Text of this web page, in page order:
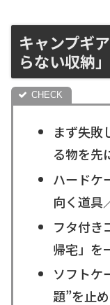
キャンプギ
らない収納
まず失敗
る物を先
ハードケ
向く道具
フタ付
帰宅」を
ソフトケ
題”を止